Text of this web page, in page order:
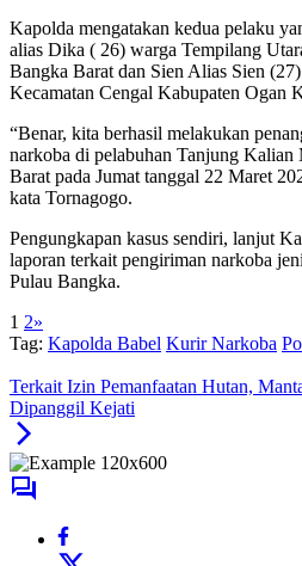
Kapolda mengatakan kedua pelaku
alias Dika ( 26) warga Tempilang
Bangka Barat dan Sien Alias Sien
Kecamatan Cengal Kabupaten Ogan
“Benar, kita berhasil melakukan
narkoba di pelabuhan Tanjung
Barat pada Jumat tanggal 22 Maret
kata Tornagogo.
Pengungkapan kasus sendiri, lanjut
laporan terkait pengiriman narkoba
Pulau Bangka.
1 2»
Tag: Kapolda Babel Kurir Narkoba
Terkait Izin Pemanfaatan Hutan,
Dipanggil Kejati